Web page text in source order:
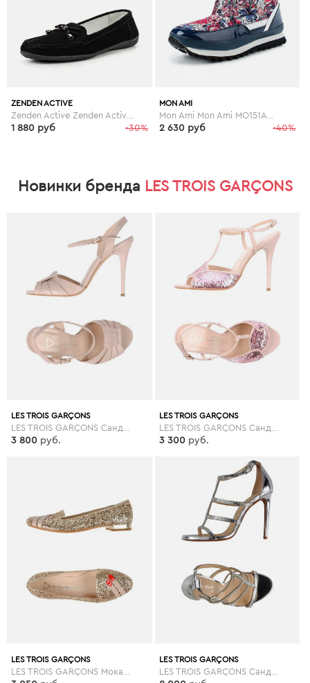
ZENDEN ACTIVE
-30%
1 880 руб
MON AMI
Mon Ami Mon Ami MO151AWGBT55
-40%
2 630 руб
Новинки бренда LES TROIS GARÇONS
LES TROIS GARÇONS
3 800 руб.
LES TROIS GARÇONS
3 300 руб.
LES TROIS GARÇONS LES TROIS GARÇONS